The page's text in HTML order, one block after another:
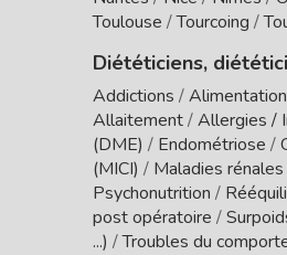
Toulouse /Tourcoing /
Diététiciens,
Addictions /
Allaitement/Allergies /
(DME) / Endométriose /
(MICI) / Maladies rénales
Psychonutrition /
post opératoire /
...) /Troubles du